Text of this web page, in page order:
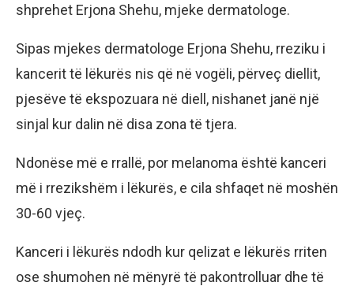
shprehet Erjona Shehu, mjeke dermatologe.
Sipas mjekes dermatologe Erjona Shehu, rreziku i
kancerit të lëkurës nis që në vogëli, përveç diellit,
pjesëve të ekspozuara në diell, nishanet janë një
sinjal kur dalin në disa zona të tjera.
Ndonëse më e rrallë, por melanoma është kanceri
më i rrezikshëm i lëkurës, e cila shfaqet në moshën
30-60 vjeç.
Kanceri i lëkurës ndodh kur qelizat e lëkurës rriten
ose shumohen në mënyrë të pakontrolluar dhe të